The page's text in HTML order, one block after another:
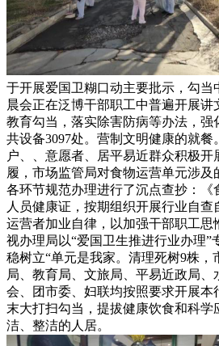
于开展爱国卫糊口动主要批示，勾当
晨会正在泛博干部职工中普遍开展讲
教育勾当，落实除害防病等办法，强
共设备3097处。营制文明健康的就
户、、意愿者、居平易近群众积极
履，市场监管局对食物运营单元涉
各环节规范办理进行了沉点查抄：《
人员健康证，按期组织开展行业自
运营者加业自律，以加强干部职工思
视办理局以“爱国卫生推进行业办理”
稳树立“单元是我家。清理死树9株，
局、教育局、文旅局、平易近政局、
会、团市委、妇联均按照要求开展本
末大打扫勾当，提拔健康饮食和科学
洁、整洁的人居。